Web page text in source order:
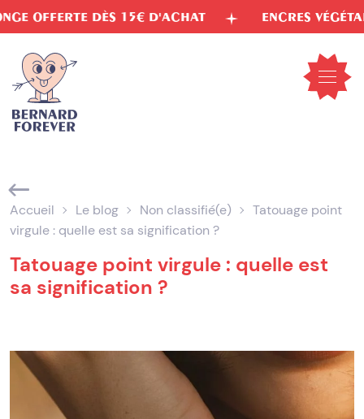
ENCRES VÉGÉTALES LIVRAISON
Ouvrir
le
Aller
au
contenu
Accueil Le blog Non classifié(e)
Tatouage point
virgule : quelle est sa signification ?
Tatouage point virgule : quelle est
sa signification ?